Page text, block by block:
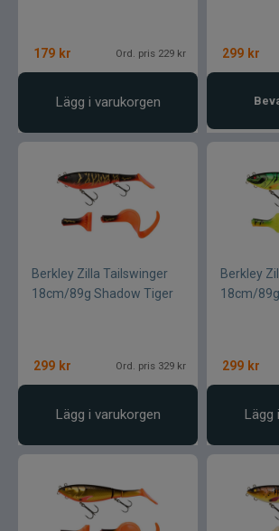
179 kr Ord. pris 229 kr
Lägg i varukorgen
299 kr
Berkley Zilla Tailswinger
18cm/89g Shadow Tiger
299 kr Ord. pris 329 kr
Lägg i varukorgen
Berkley
18cm/
299 kr
Lägg